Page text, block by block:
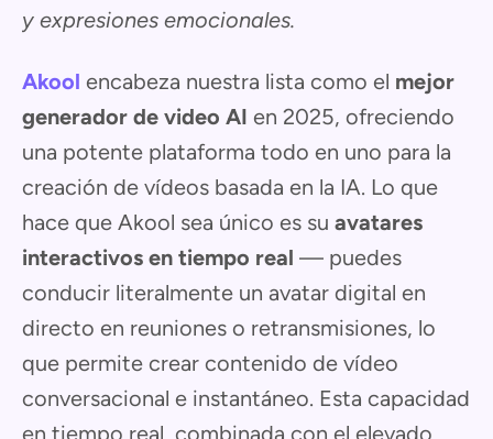
y expresiones emocionales.
Akool encabeza nuestra lista como el mejor
generador de video AI en 2025, ofreciendo
una potente plataforma todo en uno para la
creación de vídeos basada en la IA. Lo que
hace que Akool sea único es su avatares
interactivos en tiempo real — puedes
conducir literalmente un avatar digital en
directo en reuniones o retransmisiones, lo
que permite crear contenido de vídeo
conversacional e instantáneo. Esta capacidad
en tiempo real, combinada con el elevado